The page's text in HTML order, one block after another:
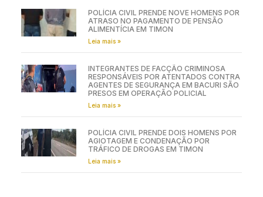
POLÍCIA CIVIL PRENDE NOVE HOMENS POR
ATRASO NO PAGAMENTO DE PENSÃO
ALIMENTÍCIA EM TIMON
Leia mais »
INTEGRANTES DE FACÇÃO CRIMINOSA
RESPONSÁVEIS POR ATENTADOS CONTRA
AGENTES DE SEGURANÇA EM BACURI SÃO
PRESOS EM OPERAÇÃO POLICIAL
Leia mais »
POLÍCIA CIVIL PRENDE DOIS HOMENS POR
AGIOTAGEM E CONDENAÇÃO POR
TRÁFICO DE DROGAS EM TIMON
Leia mais »